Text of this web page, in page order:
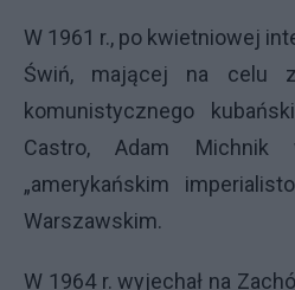
W 1961 r., po kwietniowej
Świń, mającej na celu
komunistycznego
Castro, Adam Michnik
„amerykańskim
Warszawskim.
W 1964 r. wyjechał na